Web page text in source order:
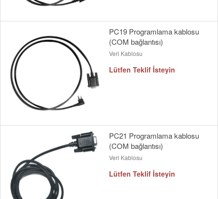
PC19 Programlama kablosu
(COM bağlantısı)
Veri Kablosu
Lütfen Teklif İsteyin
PC21 Programlama kablosu
(COM bağlantısı)
Veri Kablosu
Lütfen Teklif İsteyin